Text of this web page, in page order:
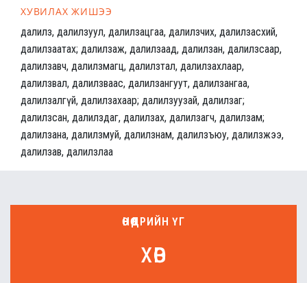
ХУВИЛАХ ЖИШЭЭ
далилз, далилзуул, далилзацгаа, далилзчих, далилзасхий,
далилзаатах; далилзаж, далилзаад, далилзан, далилзсаар,
далилзавч, далилзмагц, далилзтал, далилзахлаар,
далилзвал, далилзваас, далилзангуут, далилзангаа,
далилзалгүй, далилзахаар; далилзуузай, далилзаг;
далилзсан, далилздаг, далилзах, далилзагч, далилзам;
далилзана, далилзмуй, далилзнам, далилзъюу, далилзжээ,
далилзав, далилзлаа
ӨНӨӨДРИЙН ҮГ
хөв